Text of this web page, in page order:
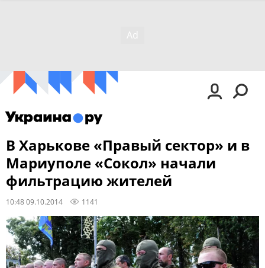
В Харькове «Правый сектор» и в
Мариуполе «Сокол» начали
фильтрацию жителей
10:48 09.10.2014 1141